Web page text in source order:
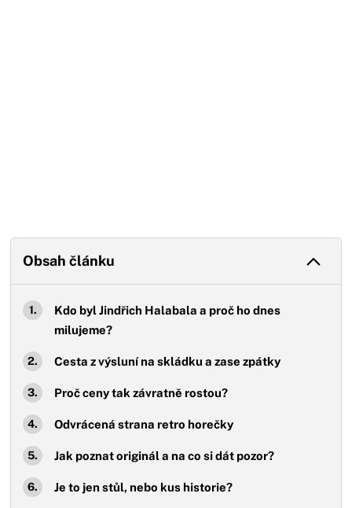
Obsah článku
Kdo byl Jindřich Halabala a proč ho dnes
milujeme?
Cesta z výsluní na skládku a zase zpátky
Proč ceny tak závratně rostou?
Odvrácená strana retro horečky
Jak poznat originál a na co si dát pozor?
Je to jen stůl, nebo kus historie?